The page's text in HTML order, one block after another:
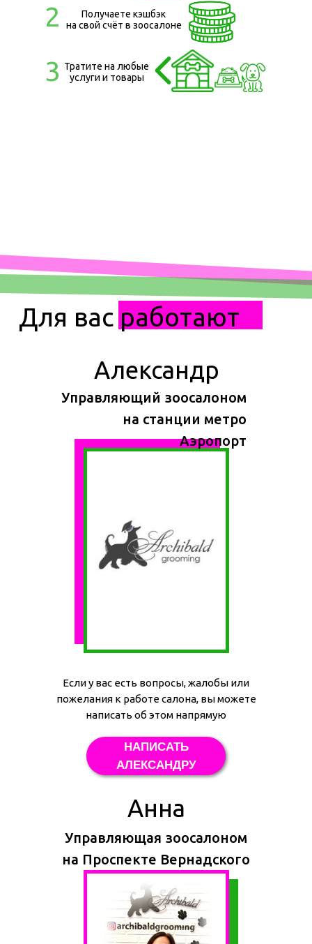
Получаете кэшбэк
на свой счёт в зоосалоне
Тратите на любые
услуги и товары
2
3
НАПИСАТЬ
АЛЕКСАНДРУ
Управляющий зоосалоном
на станции метро
Аэропорт
Александр
Анна
Управляющая зоосалоном
на Проспекте Вернадского
Для вас работают
Если у вас есть вопросы, жалобы или
пожелания к работе салона, вы можете
написать об этом напрямую